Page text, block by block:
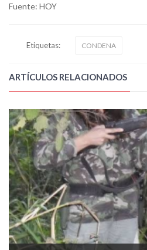
Fuente: HOY
Etiquetas: CONDENA
ARTÍCULOS RELACIONADOS